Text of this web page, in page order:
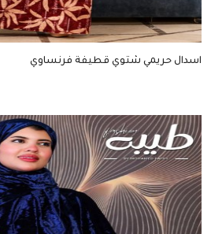
اسدال حريمي شتوي قطيفة فرنساوي